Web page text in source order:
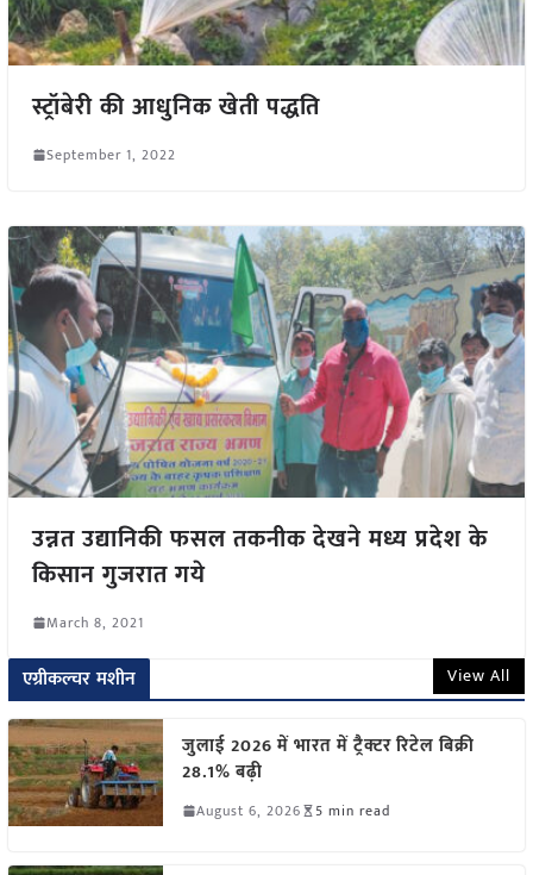
स्ट्रॉबेरी की आधुनिक खेती पद्धति
September 1, 2022
उन्नत उद्यानिकी फसल तकनीक देखने मध्य प्रदेश के
किसान गुजरात गये
March 8, 2021
एग्रीकल्चर मशीन View All
जुलाई 2026 में भारत में ट्रैक्टर रिटेल बिक्री
28.1% बढ़ी
August 6, 2026 5 min read